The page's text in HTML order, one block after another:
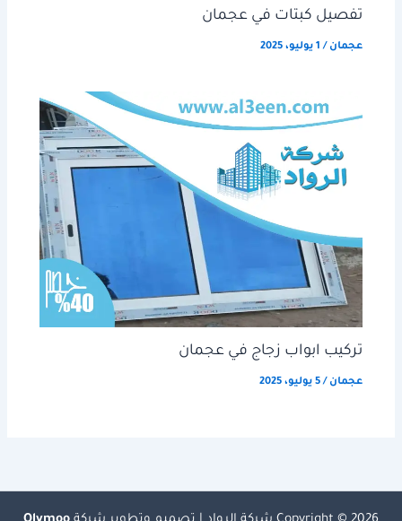
تفصيل كبتات في عجمان
عجمان / 1 يوليو، 2025
تركيب ابواب زجاج في عجمان
عجمان /5 يوليو، 2025